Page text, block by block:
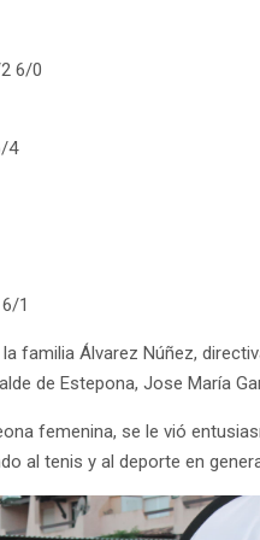
6/0
4
1
familia Álvarez Núñez,
de Estepona, Jose María
femenina, se le vió
al tenis y al deporte en